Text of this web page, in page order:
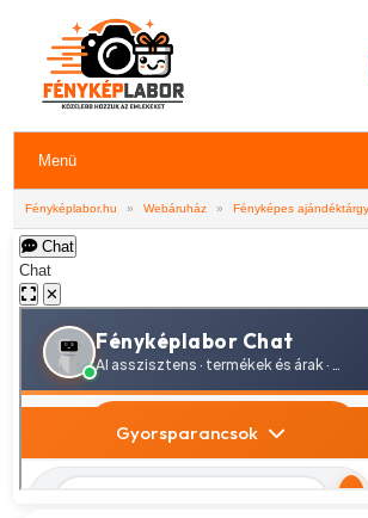
Menü
Fényképlabor.hu » Webáruház » Fényképes
Chat
Chat
✕